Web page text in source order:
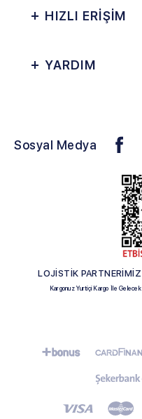
HIZLI ERİŞİM
YARDIM
Sosyal Medya
LOJİSTİK PARTNERİMİZ
Kargonuz Yurtiçi Kargo İle Gelecek